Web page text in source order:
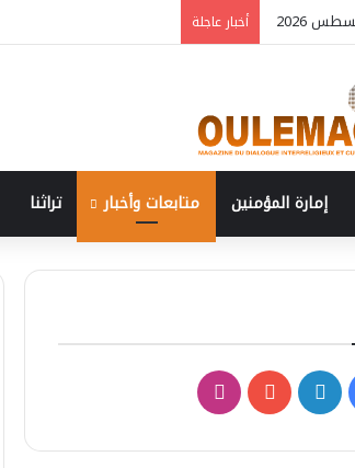
أخبار عاجلة
إمارة المؤمنين متابعات وأخبار تراثنا
فيسبوكلينكدإن‫YouTubeانستقرام